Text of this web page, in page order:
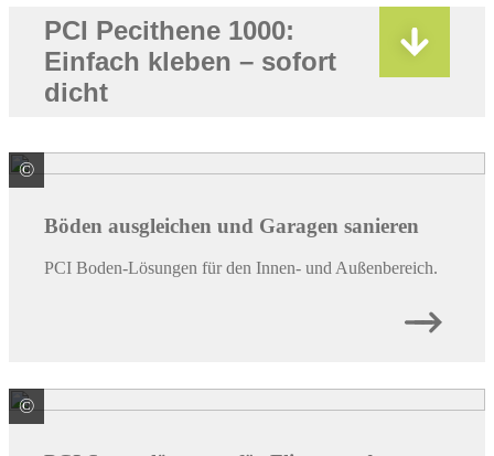
PCI Pecithene 1000:
Einfach kleben – sofort
dicht
© PCI Augsburg GmbH
Böden ausgleichen und Garagen sanieren
PCI Boden-Lösungen für den Innen- und Außenbereich.
© PCI Augsburg GmbH